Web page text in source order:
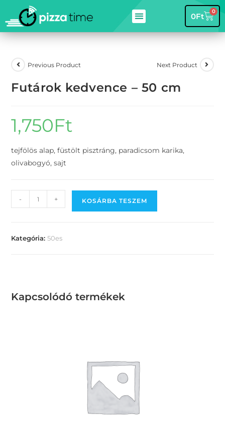
0Ft 0
Previous Product Next Product
Futárok kedvence – 50 cm
1,750Ft
tejfölös alap, füstölt pisztráng, paradicsom karika,
olivabogyó, sajt
- + KOSÁRBA TESZEM
Kategória:50es
Kapcsolódó termékek